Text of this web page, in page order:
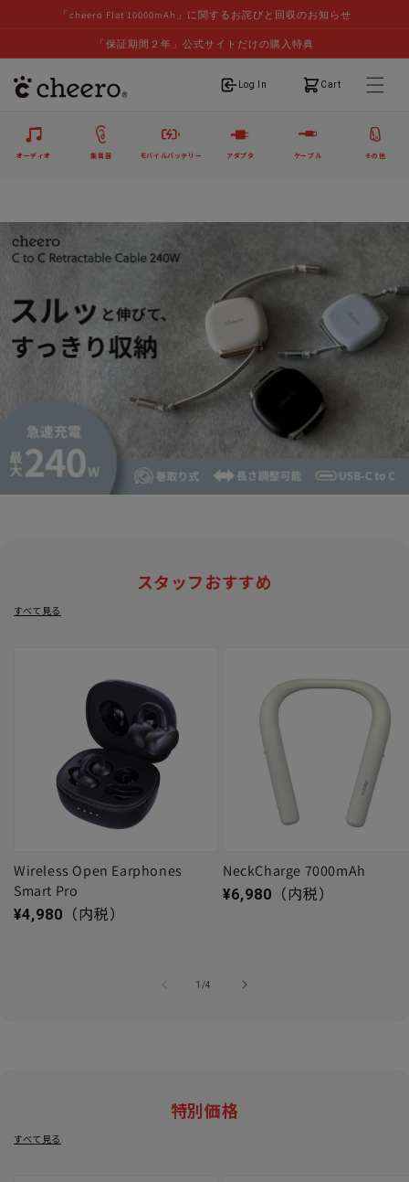
「cheero Flat 10000mAh」に関するお詫びと回収のお知らせ
「保証期間２年」公式サイトだけの購入特典
Log In
ログイン Cart
カート
オーディオ 集音器 モバイルバッテリー アダプタ ケーブル その他
スタッフおすすめ
すべて見る
Wireless Open Earphones
Smart Pro
通常価格
¥4,980 （内税）
NeckCharge 7000mAh
通常価格
¥6,980 （内税）
1 /
の4
特別価格
すべて見る